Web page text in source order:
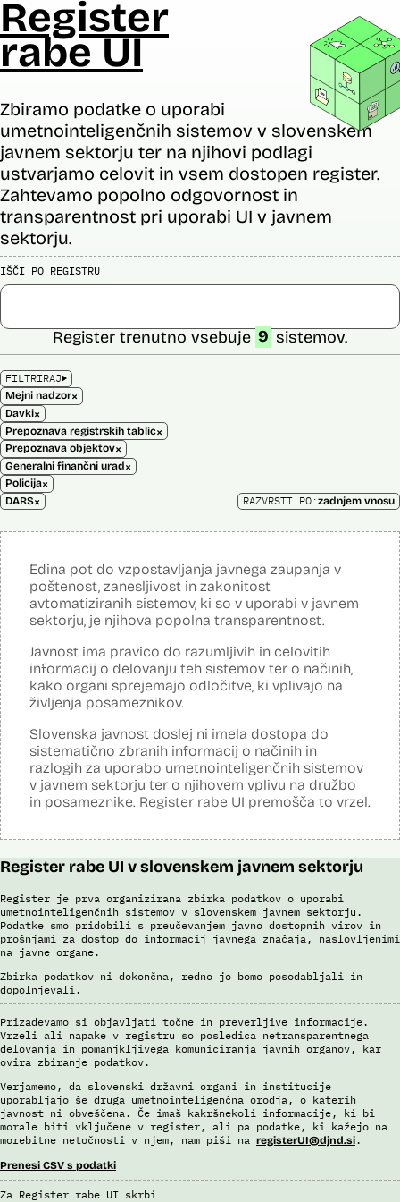
Register
rabe UI
Zbiramo podatke o uporabi
umetnointeligenčnih sistemov v slovenskem
javnem sektorju ter na njihovi podlagi
ustvarjamo celovit in vsem dostopen register.
Zahtevamo popolno odgovornost in
transparentnost pri uporabi UI v javnem
sektorju.
IŠČI PO REGISTRU
FILTRIRAJ
Mejni nadzor×
Davki×
Prepoznava registrskih tablic×
Prepoznava objektov×
Generalni finančni urad×
Policija×
DARS×
Register trenutno vsebuje 9 sistemov.
RAZVRSTI PO:zadnjem vnosu
Edina pot do vzpostavljanja javnega zaupanja v
poštenost, zanesljivost in zakonitost
avtomatiziranih sistemov, ki so v uporabi v javnem
sektorju, je njihova popolna transparentnost.
Javnost ima pravico do razumljivih in celovitih
informacij o delovanju teh sistemov ter o načinih,
kako organi sprejemajo odločitve, ki vplivajo na
življenja posameznikov.
Slovenska javnost doslej ni imela dostopa do
sistematično zbranih informacij o načinih in
razlogih za uporabo umetnointeligenčnih sistemov
v javnem sektorju ter o njihovem vplivu na družbo
in posameznike. Register rabe UI premošča to vrzel.
Register rabe UI v slovenskem javnem sektorju
Register je prva organizirana zbirka podatkov o uporabi
umetnointeligenčnih sistemov v slovenskem javnem sektorju.
Podatke smo pridobili s preučevanjem javno dostopnih virov in
prošnjami za dostop do informacij javnega značaja, naslovljenimi
na javne organe.
Zbirka podatkov ni dokončna, redno jo bomo posodabljali in
dopolnjevali.
Prizadevamo si objavljati točne in preverljive informacije.
Vrzeli ali napake v registru so posledica netransparentnega
delovanja in pomanjkljivega komuniciranja javnih organov, kar
ovira zbiranje podatkov.
Verjamemo, da slovenski državni organi in institucije
uporabljajo še druga umetnointeligenčna orodja, o katerih
javnost ni obveščena. Če imaš kakršnekoli informacije, ki bi
morale biti vključene v register, ali pa podatke, ki kažejo na
morebitne netočnosti v njem, nam piši na registerUI@djnd.si.
Prenesi CSV s podatki
Za Register rabe UI skrbi